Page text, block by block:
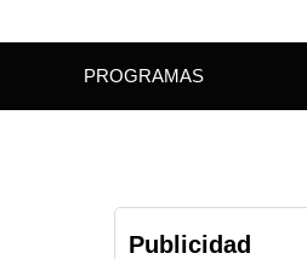
PROGRAMAS
Publicidad